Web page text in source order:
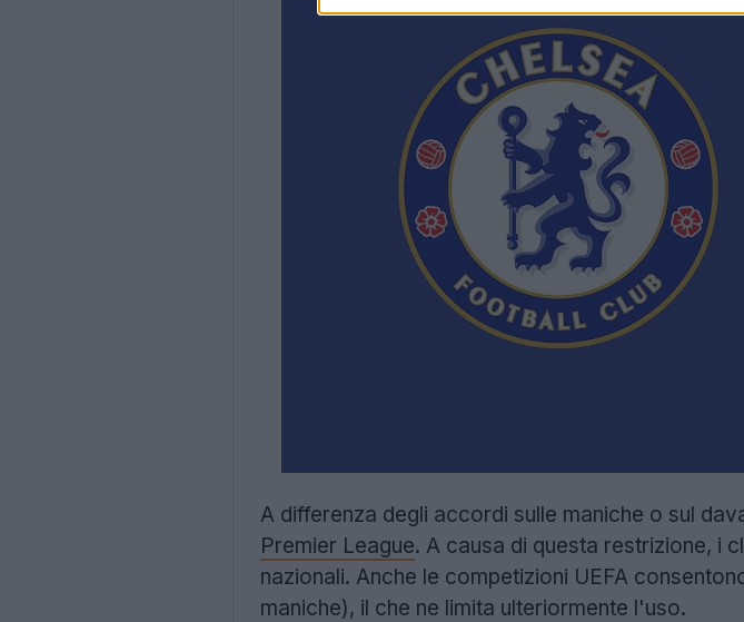
A differenza degli accordi sulle maniche o sul
Premier League. A causa di questa restrizione, i
nazionali. Anche le competizioni UEFA
maniche), il che ne limita ulteriormente l'uso.